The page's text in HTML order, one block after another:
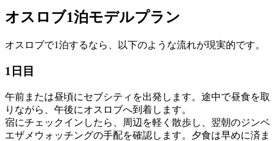
オスロブ1泊モデルプラン
オスロブで1泊するなら、以下のような流れが現実的です。
1日目
午前または昼頃にセブシティを出発します。途中で昼食を取
りながら、午後にオスロブへ到着します。
宿にチェックインしたら、周辺を軽く散歩し、翌朝のジンベ
エザメウォッチングの手配を確認します。夕食は早めに済ま